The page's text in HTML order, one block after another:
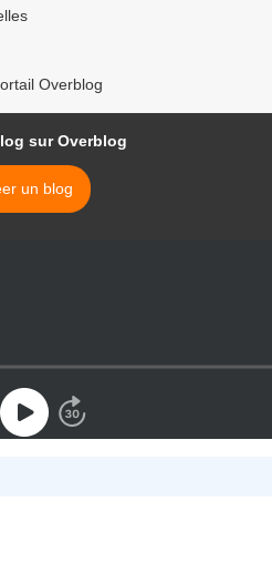
Overblog
sur Overblog
un blog